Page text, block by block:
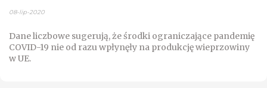
08-lip-2020
Dane liczbowe sugerują, że środki ograniczające pandemię
COVID-19 nie od razu wpłynęły na produkcję wieprzowiny
w UE.